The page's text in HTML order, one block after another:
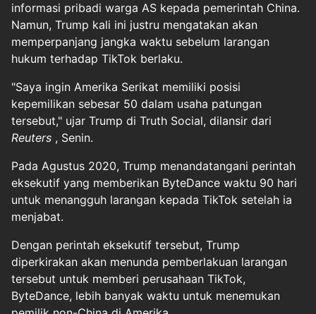
informasi pribadi warga AS kepada pemerintah China.
Namun, Trump kali ini justru mengatakan akan
memperpanjang jangka waktu sebelum larangan
hukum terhadap TikTok berlaku.
"Saya ingin Amerika Serikat memiliki posisi
kepemilikan sebesar 50 dalam usaha patungan
tersebut," ujar Trump di Truth Social, dilansir dari
Reuters , Senin.
Pada Agustus 2020, Trump menandatangani perintah
eksekutif yang memberikan ByteDance waktu 90 hari
untuk menangguh larangan kepada TikTok setelah ia
menjabat.
Dengan perintah eksekutif tersebut, Trump
diperkirakan akan menunda pemberlakuan larangan
tersebut untuk memberi perusahaan TikTok,
ByteDance, lebih banyak waktu untuk menemukan